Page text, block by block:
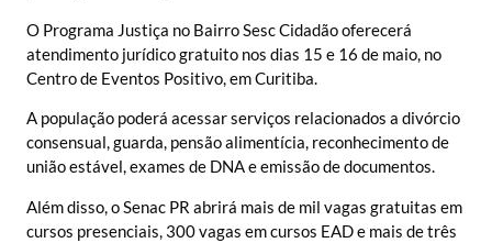
O Programa Justiça no Bairro Sesc Cidadão oferecerá
atendimento jurídico gratuito nos dias 15 e 16 de maio, no
Centro de Eventos Positivo, em Curitiba.
A população poderá acessar serviços relacionados a divórcio
consensual, guarda, pensão alimentícia, reconhecimento de
união estável, exames de DNA e emissão de documentos.
Além disso, o Senac PR abrirá mais de mil vagas gratuitas em
cursos presenciais, 300 vagas em cursos EAD e mais de três